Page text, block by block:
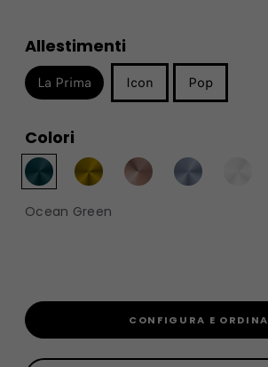
Allestimenti
La Prima Icon Pop
Colori
Ocean Green
CONFIGURA E ORDINA